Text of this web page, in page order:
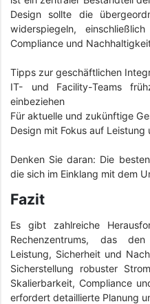
Design sollte die
widerspiegeln,
Compliance und
Tipps zur geschäftlichen
IT- und Facility-Teams
einbeziehen
Für aktuelle und zukünftige
Design mit Fokus auf Leistung
Denken Sie daran: Die
die sich im Einklang mit dem
Fazit
Es gibt zahlreiche
Rechenzentrums, das
Leistung, Sicherheit und
Sicherstellung robuster
Skalierbarkeit, Compliance
erfordert detaillierte Planung